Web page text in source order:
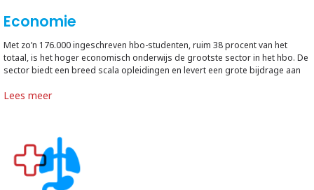
Economie
Met zo’n 176.000 ingeschreven hbo-studenten, ruim 38 procent van het
totaal, is het hoger economisch onderwijs de grootste sector in het hbo. De
sector biedt een breed scala opleidingen en levert een grote bijdrage aan
Lees meer